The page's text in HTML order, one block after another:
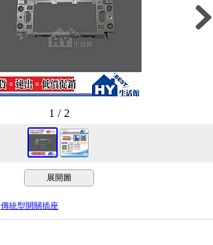
1 / 2
展開圖
傳統型開關插座